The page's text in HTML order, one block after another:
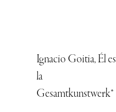
Ignacio Goitia, Él es
la
Gesamtkunstwerk*